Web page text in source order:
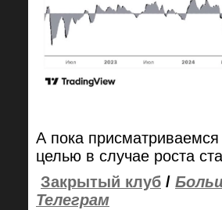
А пока
целью в случае роста
Закрытый клуб /
Телеграм